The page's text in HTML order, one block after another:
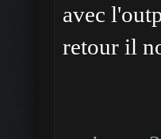
avec
retour il